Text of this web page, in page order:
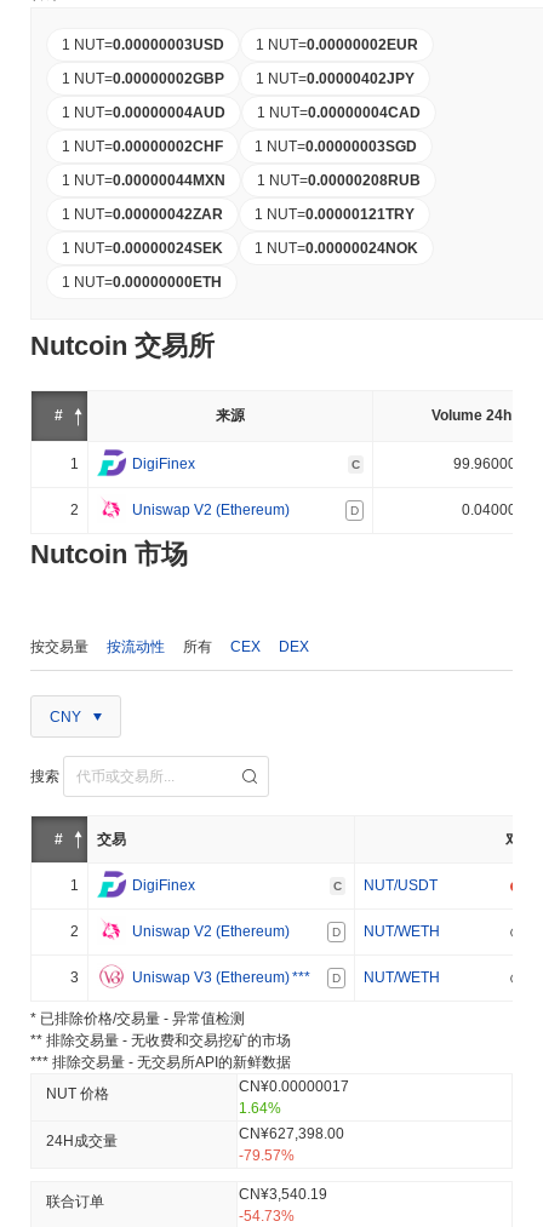
1 NUT=0.00000003USD 1 NUT=0.00000002EUR
1 NUT=0.00000002GBP 1 NUT=0.00000402JPY
1 NUT=0.00000004AUD 1 NUT=0.00000004CAD
1 NUT=0.00000002CHF 1 NUT=0.00000003SGD
1 NUT=0.00000044MXN 1 NUT=0.00000208RUB
1 NUT=0.00000042ZAR 1 NUT=0.00000121TRY
1 NUT=0.00000024SEK 1 NUT=0.00000024NOK
1 NUT=0.00000000ETH
Nutcoin 交易所
# 来源 Volume 24h (%)
1 DigiFinex C 99.960000%
2 Uniswap V2 (Ethereum) D 0.040000%
Nutcoin 市场
按交易量 按流动性 所有 CEX DEX
CNY
搜索
# 交易 对
1 DigiFinex C NUT/USDT
2 Uniswap V2 (Ethereum) D NUT/WETH
3 Uniswap V3 (Ethereum)*** D NUT/WETH
* 已排除价格/交易量 - 异常值检测
** 排除交易量 - 无收费和交易挖矿的市场
*** 排除交易量 - 无交易所API的新鲜数据
NUT 价格
CN¥0.00000017
1.64%
24H成交量
CN¥627,398.00
-79.57%
联合订单
CN¥3,540.19
-54.73%